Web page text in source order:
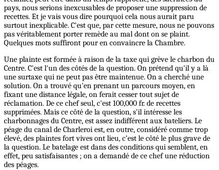
pays, nous serions inexcusables de proposer une suppression de
recettes. Et je vais vous dire pourquoi cela nous aurait paru
surtout inexplicable. C'est que, par cette mesure, nous ne pouvons
pas véritablement porter remède au mal dont on se plaint.
Quelques mots suffiront pour en convaincre la Chambre.
Une plainte est formée à raison de la taxe qui grève le charbon du
Centre. C'est l'un des côtés de la question. On prétend qu'il y a là
une surtaxe qui ne peut pas être maintenue. On a cherché une
solution. On a trouvé qu'en prenant un parcours moyen, en
fixant une distance légale, on ferait cesser tout sujet de
réclamation. De ce chef seul, c'est 100,000 fr. de recettes
supprimées. Mais ce côté de la question, s'il intéresse les
charbonnages du Centre, est assez indifférent aux bateliers. Le
péage du canal de Charleroi est, en outre, considéré comme trop
élevé, des plaintes fort vives ont lieu, c’est le côté le plus grave de
la question. Le batelage est dans des conditions qui semblent, en
effet, peu satisfaisantes ; on a demandé de ce chef une réduction
des péages.